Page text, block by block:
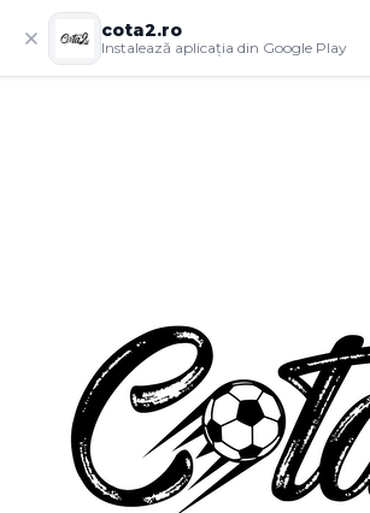
cota2.ro
Instalează aplicația din Google Play